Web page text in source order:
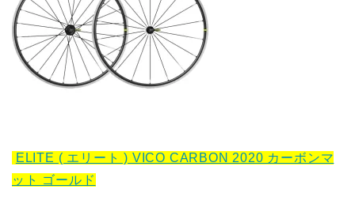
ELITE ( エリート ) VICO CARBON 2020 カーボンマ
ット ゴールド